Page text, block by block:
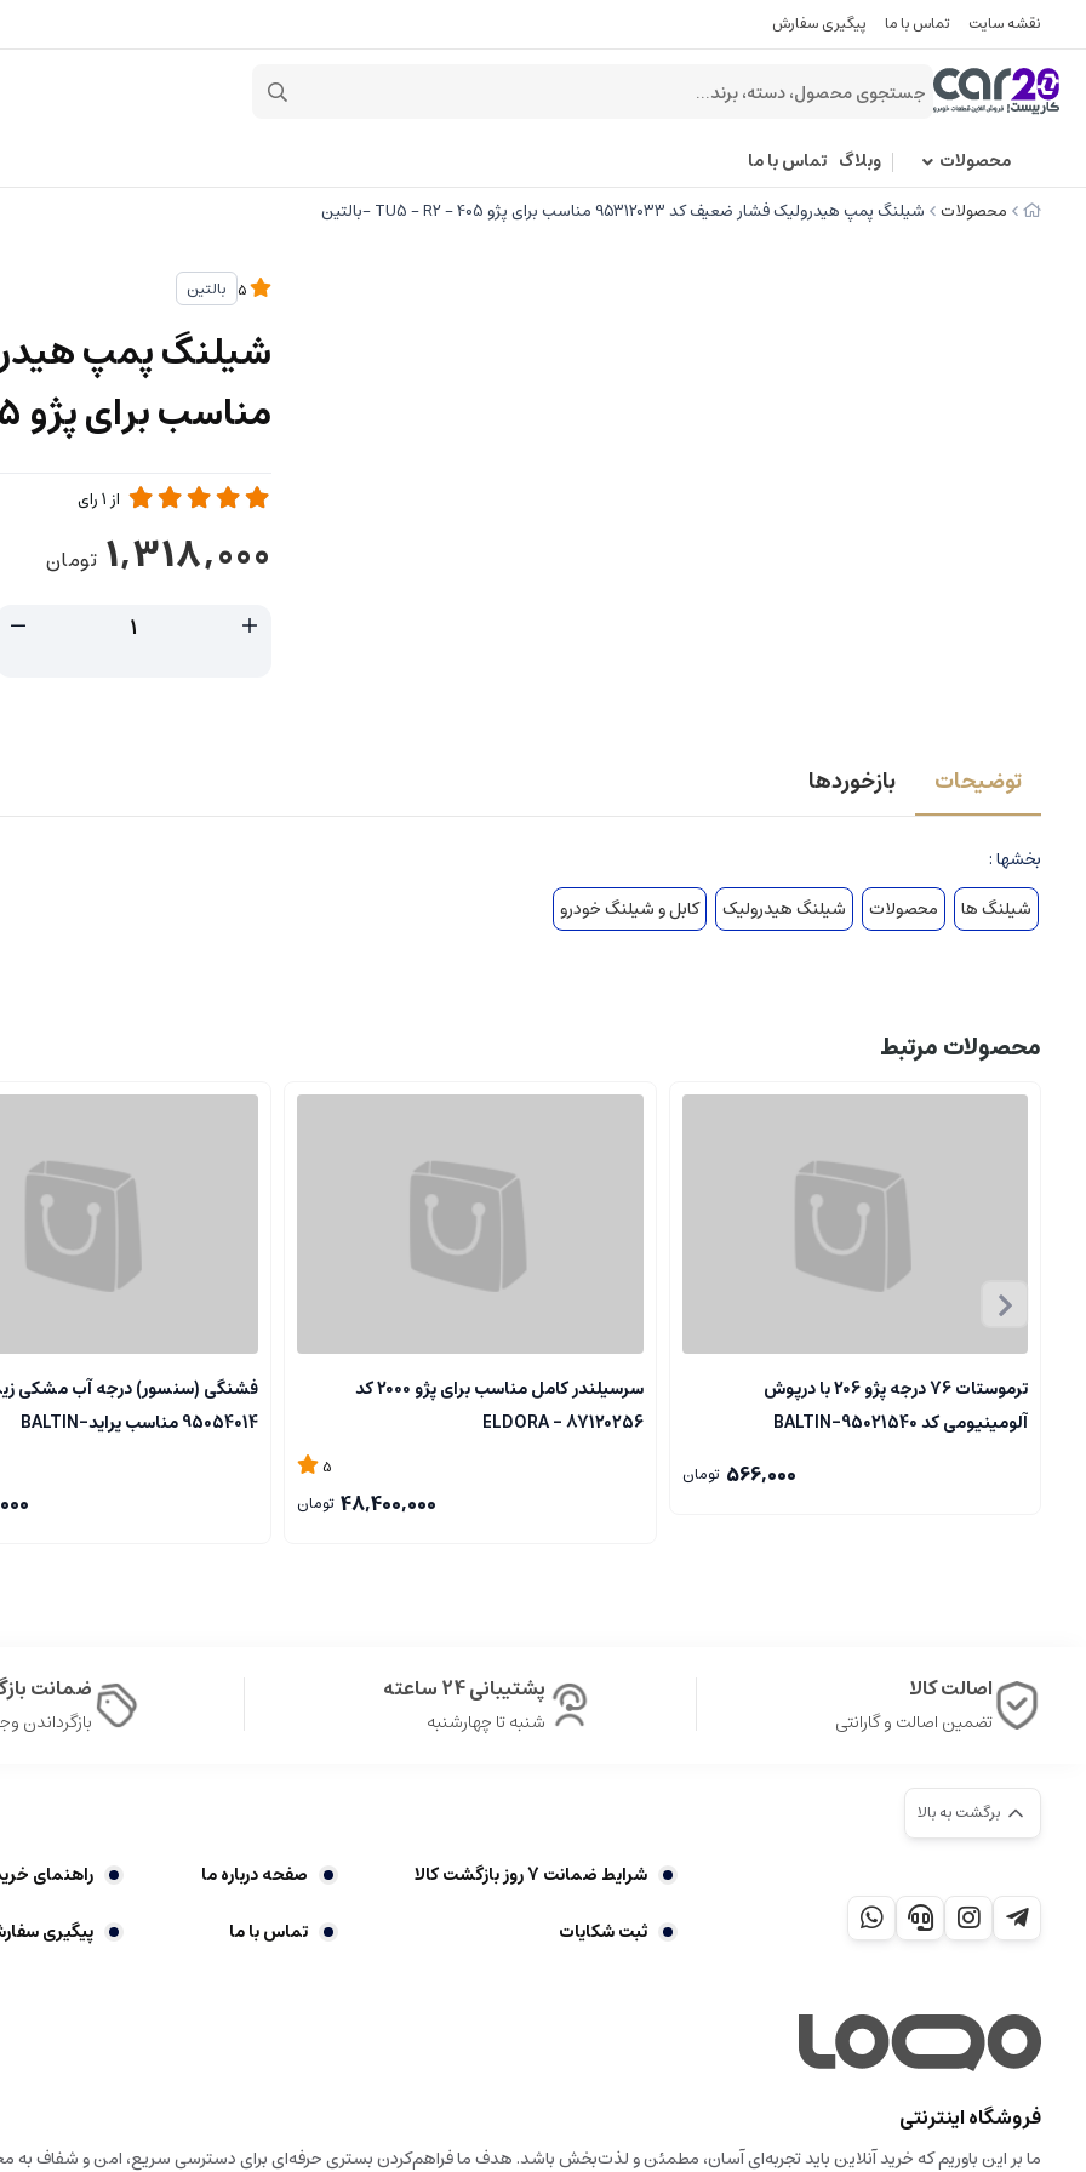
نقشه سایت تماس با ما پیگیری سفارش
محصولات وبلاگ تماس با ما
محصولات شیلنگ پمپ هیدرولیک فشار ضعیف کد 95312033 مناسب برای پژو 405 - TU5 - R2 -بالتین
بالتین
مناسب برای پژو 405 - TU5 - R2 -بالتین
از1رای
1,318,000 تومان
توضیحات بازخوردها
بخشها :
شیلنگ ها
محصولات شیلنگ هیدرولیک کابل و شیلنگ خودرو
محصولات مرتبط
ترموستات 76 درجه پژو 206 با درپوش
آلومینیومی کد 95021540-BALTIN
566,000 تومان
سرسیلندر کامل مناسب برای پژو 2000 کد
87120256 - ELDORA
5
48,400,000 تومان
فشنگی (سنسور) درجه آب مشکی
95054014 مناسب پراید-BALTIN
اصالت کالا
تضمین اصالت و گارانتی
پشتیبانی 24 ساعته
شنبه تا چهارشنبه
ضمانت
بازگرداندن وجه
برگشت به بالا
شرایط ضمانت 7 روز بازگشت کالا صفحه درباره ما
راهنمای
ثبت شکایات
تماس با ما پیگیری
فروشگاه اینترنتی
ما بر این باوریم که خرید آنلاین باید تجربه‌ای آسان، مطمئن و لذت‌بخش باشد. هدف ما فراهم‌کردن بستری حرفه‌ای برای دسترسی سریع، امن و شفاف به